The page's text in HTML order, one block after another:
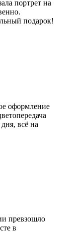
портрет на
подарок!
оформление
всё на
превзошло
в